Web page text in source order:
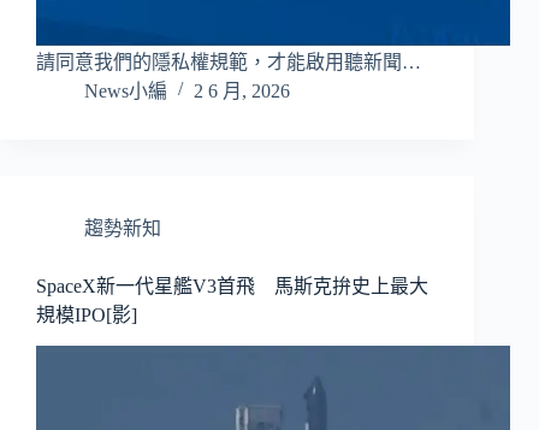
請同意我們的隱私權規範，才能啟用聽新聞…
News小編
2 6 月, 2026
趨勢新知
SpaceX新一代星艦V3首飛 馬斯克拚史上最大
規模IPO[影]